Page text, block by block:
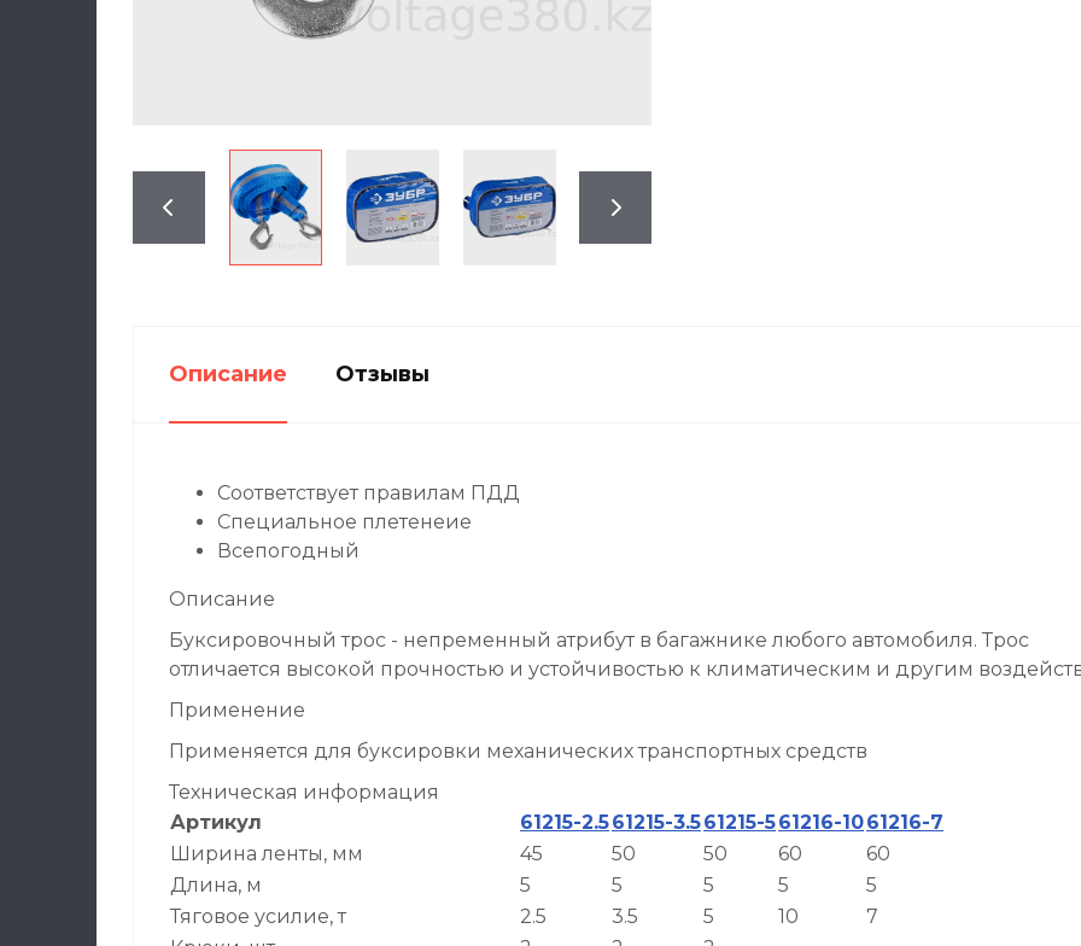
Описание Отзывы
Соответствует правилам ПДД
Специальное плетенеие
Всепогодный
Описание
Буксировочный трос - непременный атрибут в багажнике любого автомобиля. Трос
отличается высокой прочностью и устойчивостью к климатическим и другим
Применение
Применяется для буксировки механических транспортных средств
Техническая информация
Артикул
61215-2.561215-3.561215-561216-1061216-7
Ширина ленты, мм
45 50 50 60
60
Длина, м
5 5 5 5
5
Тяговое усилие, т
2.5 3.5 5 10
7